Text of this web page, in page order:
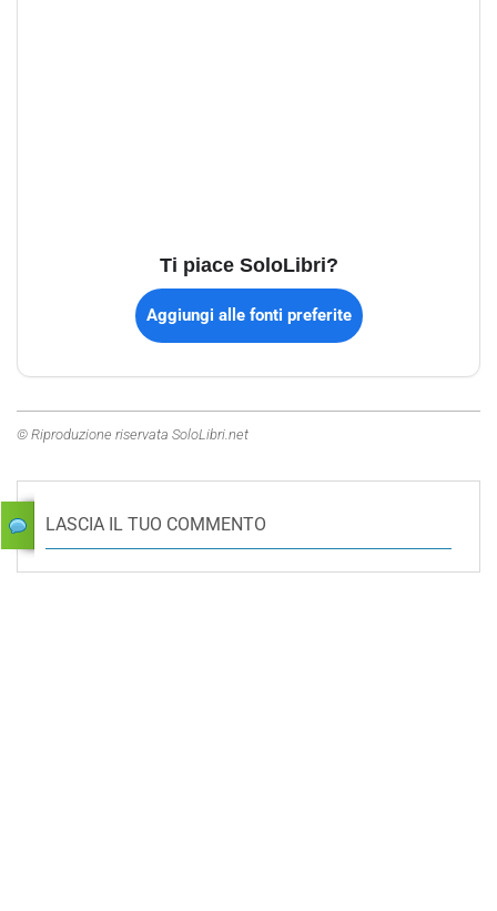
Ti piace SoloLibri?
Aggiungi alle fonti preferite
© Riproduzione riservata SoloLibri.net
LASCIA IL TUO COMMENTO